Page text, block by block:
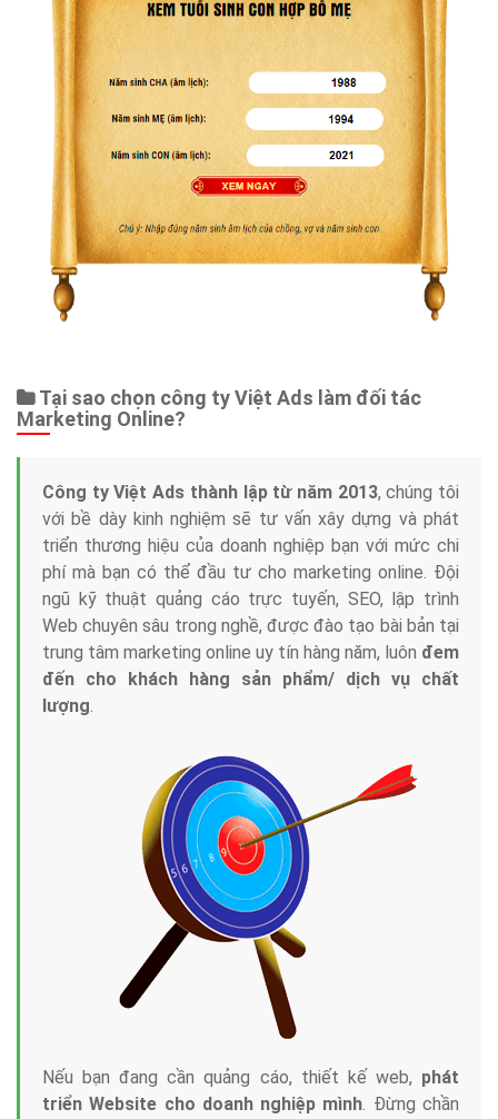
Tại sao chọn công ty Việt Ads làm đối tác
Marketing Online?
Công ty Việt Ads thành lập từ năm 2013, chúng tôi
với bề dày kinh nghiệm sẽ tư vấn xây dựng và phát
triển thương hiệu của doanh nghiệp bạn với mức chi
phí mà bạn có thể đầu tư cho marketing online. Đội
ngũ kỹ thuật quảng cáo trực tuyến, SEO, lập trình
Web chuyên sâu trong nghề, được đào tạo bài bản tại
trung tâm marketing online uy tín hàng năm, luôn đem
đến cho khách hàng sản phẩm/ dịch vụ chất
lượng.
Nếu bạn đang cần quảng cáo, thiết kế web, phát
triển Website cho doanh nghiệp mình. Đừng chần